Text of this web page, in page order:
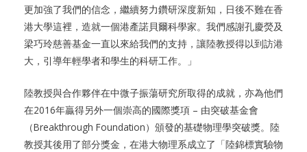
更加強了我們的信念，繼續努力鑽研深度新知，日後不難在香
港大學這裡，造就一個港產諾貝爾科學家。我們感謝孔慶熒及
梁巧玲慈善基金一直以來給我們的支持，讓陸教授得以到訪港
大，引導年輕學者和學生的科研工作。」
陸教授與合作夥伴在中微子振蕩研究所取得的成就，亦為他們
在2016年贏得另外一個崇高的國際獎項 – 由突破基金會
（Breakthrough Foundation）頒發的基礎物理學突破獎。陸
教授其後用了部分獎金，在港大物理系成立了「陸錦標實驗物